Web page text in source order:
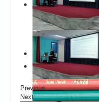
Previous
Next